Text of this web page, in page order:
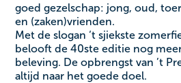
goed gezelschap: jong, oud,
en (zaken)vrienden.
Met de slogan ‘t sjiekste
belooft de 40ste editie nog
beleving. De opbrengst van ’t
altijd naar het goede doel.